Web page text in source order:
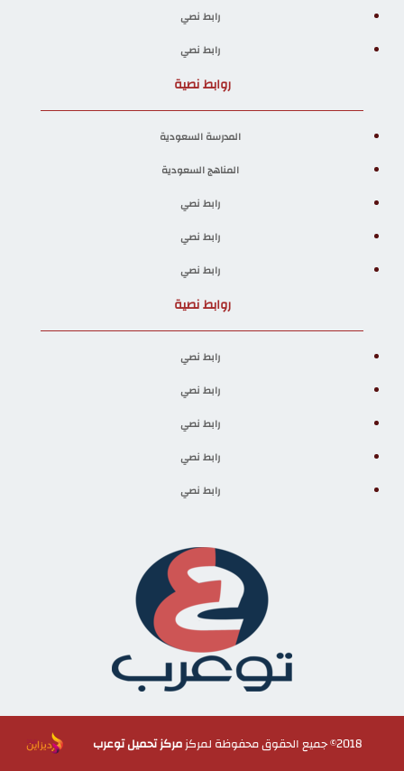
رابط نصي
رابط نصي
روابط نصية
المدرسة السعودية
المناهج السعودية
رابط نصي
رابط نصي
رابط نصي
روابط نصية
رابط نصي
رابط نصي
رابط نصي
رابط نصي
رابط نصي
2018© جميع الحقوق محفوظة لمركز مركز تحميل توعرب